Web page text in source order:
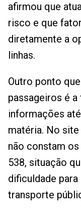
afirmou que
risco e que
diretamente a
linhas.
Outro ponto
passageiros é
informações
matéria. No
não constam
538, situação
dificuldade
transporte